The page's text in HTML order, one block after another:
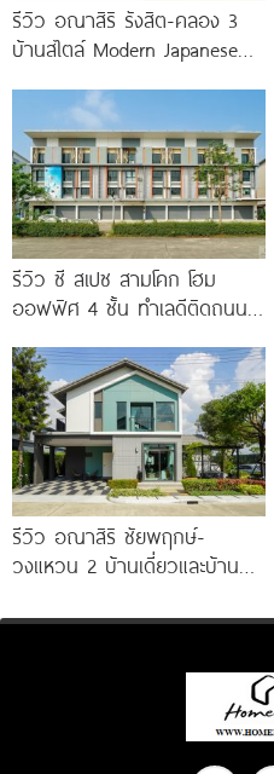
รีวิว อณาสิริ รังสิต-คลอง 3
บ้านสไตล์ Modern Japanese
รีวิว ซี สเปซ สามโคก โฮม
ออฟฟิศ 4 ชั้น ทำเลดีติดถนน
รีวิว อณาสิริ ชัยพฤกษ์-
วงแหวน 2 บ้านเดี่ยวและบ้าน
บางกรวย-ไทรน้อย เริ่ม 4.59